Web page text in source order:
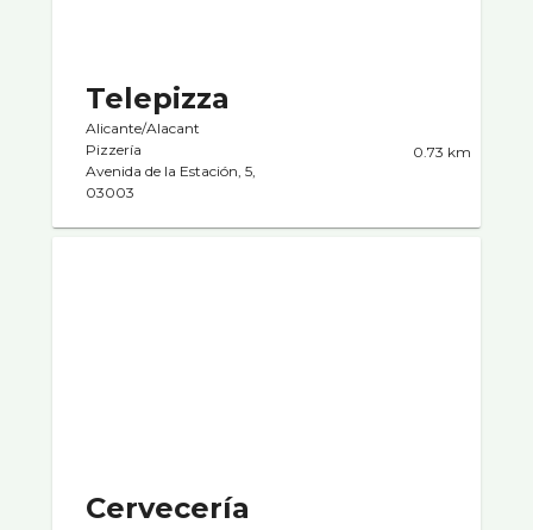
Telepizza
Alicante/Alacant
Pizzerí­a
Avenida de la Estación, 5,
03003
0.73 km
Cervecerí­a